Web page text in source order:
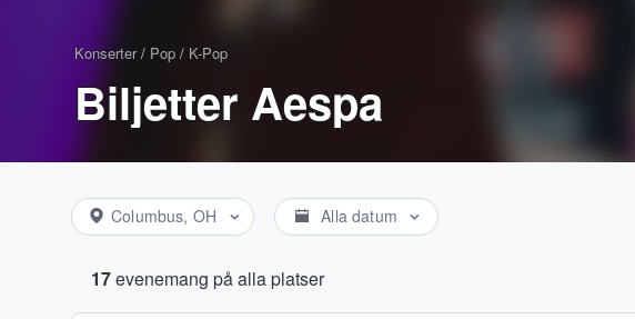
Konserter / Pop / K-Pop
Biljetter Aespa
Columbus, OH Alla datum
17evenemang på alla platser